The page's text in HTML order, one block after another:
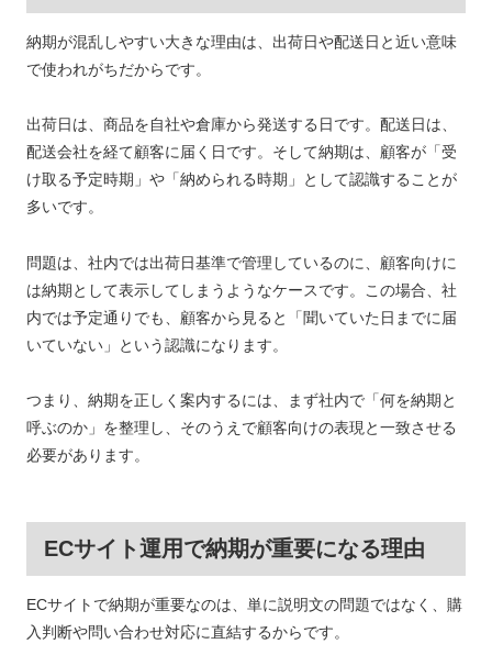
納期が混乱しやすい大きな理由は、出荷日や配送日と近い意味
で使われがちだからです。
出荷日は、商品を自社や倉庫から発送する日です。配送日は、
配送会社を経て顧客に届く日です。そして納期は、顧客が「受
け取る予定時期」や「納められる時期」として認識することが
多いです。
問題は、社内では出荷日基準で管理しているのに、顧客向けに
は納期として表示してしまうようなケースです。この場合、社
内では予定通りでも、顧客から見ると「聞いていた日までに届
いていない」という認識になります。
つまり、納期を正しく案内するには、まず社内で「何を納期と
呼ぶのか」を整理し、そのうえで顧客向けの表現と一致させる
必要があります。
ECサイト運用で納期が重要になる理由
ECサイトで納期が重要なのは、単に説明文の問題ではなく、購
入判断や問い合わせ対応に直結するからです。